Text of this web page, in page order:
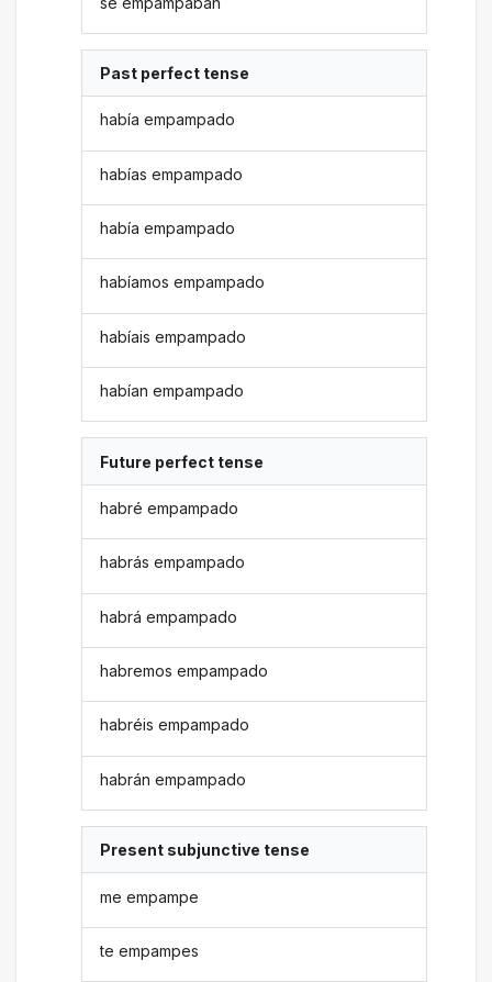
Past perfect tense
había empampado
habías empampado
había empampado
habíamos empampado
habíais empampado
habían empampado
Future perfect tense
habré empampado
habrás empampado
habrá empampado
habremos empampado
habréis empampado
habrán empampado
Present subjunctive tense
me empampe
te empampes